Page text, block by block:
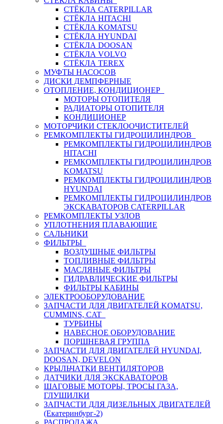
СТЁКЛА CATERPILLAR
СТЁКЛА HITACHI
СТЁКЛА KOMATSU
СТЁКЛА HYUNDAI
СТЁКЛА DOOSAN
СТЁКЛА VOLVO
СТЁКЛА TEREX
МУФТЫ НАСОСОВ
ДИСКИ ДЕМПФЕРНЫЕ
ОТОПЛЕНИЕ, КОНДИЦИОНЕР
МОТОРЫ ОТОПИТЕЛЯ
РАДИАТОРЫ ОТОПИТЕЛЯ
КОНДИЦИОНЕР
МОТОРЧИКИ СТЕКЛООЧИСТИТЕЛЕЙ
РЕМКОМПЛЕКТЫ ГИДРОЦИЛИНДРОВ
РЕМКОМПЛЕКТЫ ГИДРОЦИЛИНДРОВ
HITACHI
РЕМКОМПЛЕКТЫ ГИДРОЦИЛИНДРОВ
KOMATSU
РЕМКОМПЛЕКТЫ ГИДРОЦИЛИНДРОВ
HYUNDAI
РЕМКОМПЛЕКТЫ ГИДРОЦИЛИНДРОВ
ЭКСКАВАТОРОВ CATERPILLAR
РЕМКОМПЛЕКТЫ УЗЛОВ
УПЛОТНЕНИЯ ПЛАВАЮЩИЕ
САЛЬНИКИ
ФИЛЬТРЫ
ВОЗДУШНЫЕ ФИЛЬТРЫ
ТОПЛИВНЫЕ ФИЛЬТРЫ
МАСЛЯНЫЕ ФИЛЬТРЫ
ГИДРАВЛИЧЕСКИЕ ФИЛЬТРЫ
ФИЛЬТРЫ КАБИНЫ
ЭЛЕКТРООБОРУДОВАНИЕ
ЗАПЧАСТИ ДЛЯ ДВИГАТЕЛЕЙ KOMATSU,
CUMMINS, CAT
ТУРБИНЫ
НАВЕСНОЕ ОБОРУДОВАНИЕ
ПОРШНЕВАЯ ГРУППА
ЗАПЧАСТИ ДЛЯ ДВИГАТЕЛЕЙ HYUNDAI,
DOOSAN, DEVELON
КРЫЛЬЧАТКИ ВЕНТИЛЯТОРОВ
ДАТЧИКИ ДЛЯ ЭКСКАВАТОРОВ
ШАГОВЫЕ МОТОРЫ, ТРОСЫ ГАЗА,
ГЛУШИЛКИ
ЗАПЧАСТИ ДЛЯ ДИЗЕЛЬНЫХ ДВИГАТЕЛЕЙ
(Екатеринбург-2)
РАСПРОДАЖА